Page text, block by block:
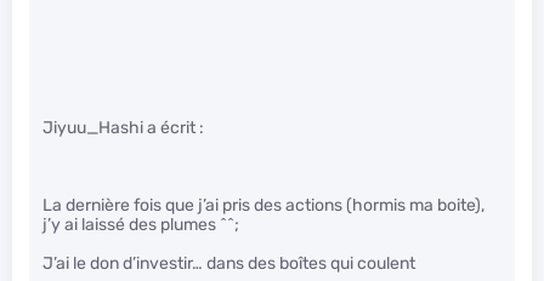
Jiyuu_Hashi a écrit :
La dernière fois que j’ai pris des actions (hormis ma boite),
j’y ai laissé des plumes ^^;
J’ai le don d’investir… dans des boîtes qui coulent